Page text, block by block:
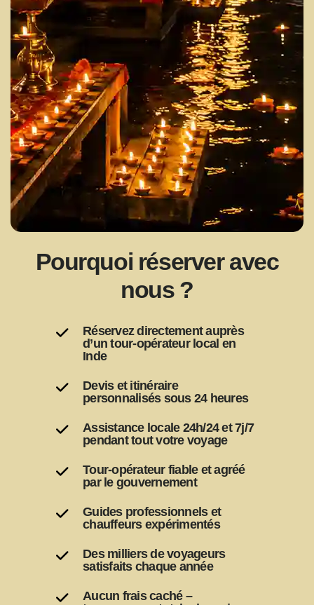
Pourquoi réserver avec
nous ?
Réservez directement auprès
d’un tour-opérateur local en
Inde
Devis et itinéraire
personnalisés sous 24 heures
Assistance locale 24h/24 et 7j/7
pendant tout votre voyage
Tour-opérateur fiable et agréé
par le gouvernement
Guides professionnels et
chauffeurs expérimentés
Des milliers de voyageurs
satisfaits chaque année
Aucun frais caché –